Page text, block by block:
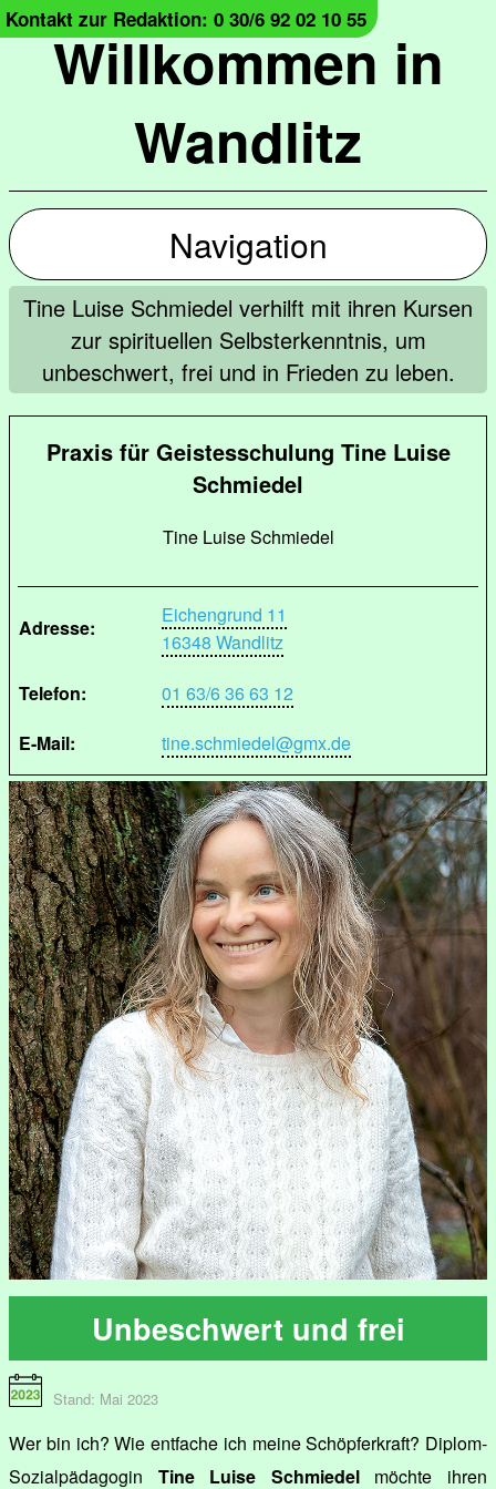
Willkommen in
Wandlitz
Kontakt zur Redaktion: 0 30/6 92 02 10 55
Navigation
Tine Luise Schmiedel verhilft mit ihren Kursen
zur spirituellen Selbsterkenntnis, um
unbeschwert, frei und in Frieden zu leben.
Praxis für Geistesschulung Tine Luise
Schmiedel
Tine Luise Schmiedel
Adresse:
Eichengrund 11
16348 Wandlitz
Telefon:
01 63/6 36 63 12
E-Mail:
tine.schmiedel@gmx.de
Unbeschwert und frei
Stand: Mai 2023
Wer bin ich? Wie entfache ich meine Schöpferkraft? Diplom-
Sozialpädagogin Tine Luise Schmiedelmöchte ihren